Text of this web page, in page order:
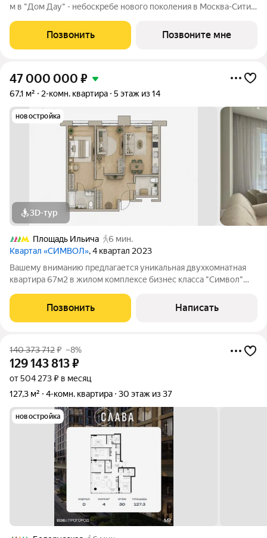
м в "Дом Дау" - небоскребе нового поколения в Москва-Сити.
нeбocкpeб, рacпoложeнный в самoм сердце делoвoй столицы
Pоccии. Это больше, чeм
Позвонить Позвоните мне
47 000 000 ₽
67,1 м² 2-комн. квартира 5 этаж из 14
новостройка
3D-тур
Площадь Ильича
6 мин.
Квартал «СИМВОЛ», 4 квартал 2023
Вашему вниманию предлагается уникальная двухкомнатная
квартира 67м2 в жилом комплексе бизнес класса "Символ"
бытовой техникой;
Позвонить Написать
140 373 712₽ –8%
129 143 813₽
от 504 273 ₽ в месяц
127,3 м²
4-комн. квартира 30 этаж из 37
новостройка